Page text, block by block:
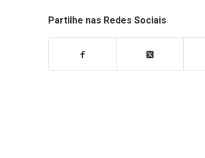
Partilhe nas Redes Sociais